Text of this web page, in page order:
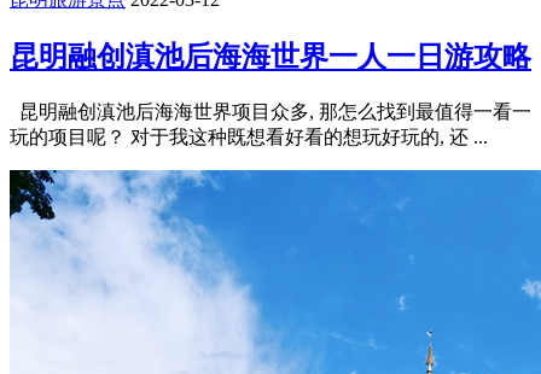
昆明融创滇池后海海世界一人一日游攻略
昆明融创滇池后海海世界项目众多, 那怎么找到最值得一看一
玩的项目呢？ 对于我这种既想看好看的想玩好玩的, 还 ...